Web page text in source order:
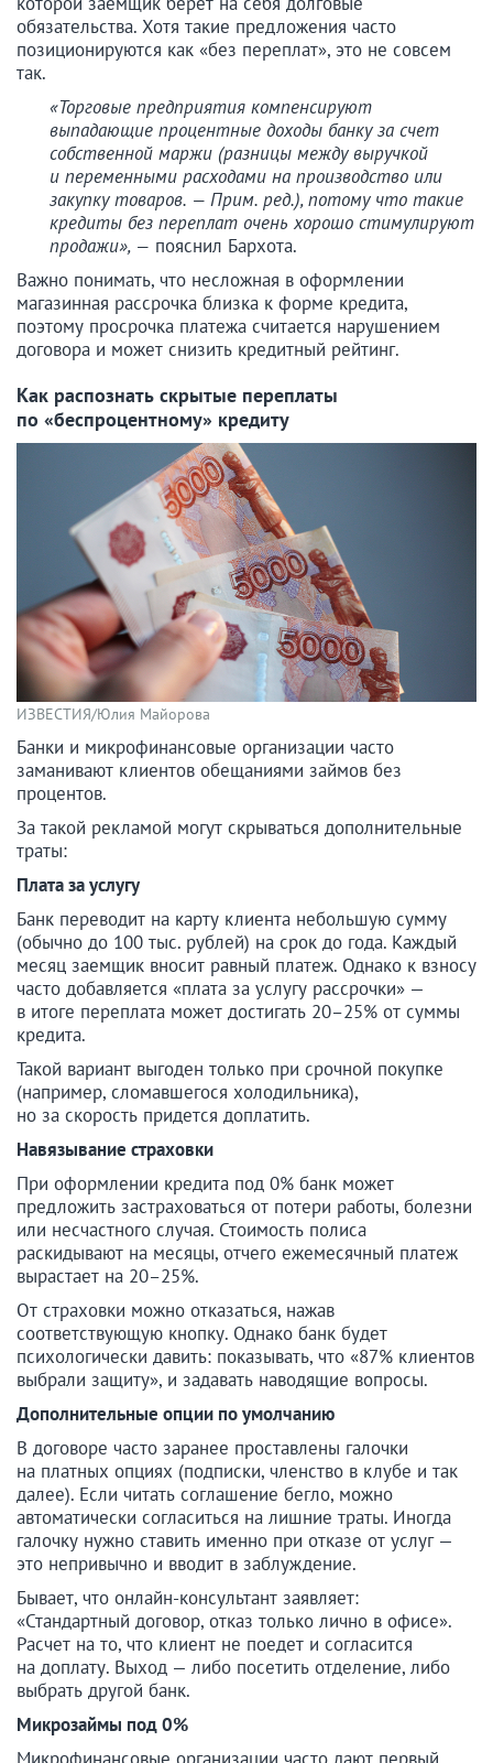
обязательства. Хотя такие предложения часто
позиционируются как «без переплат», это не совсем
так.
«Торговые предприятия компенсируют
выпадающие процентные доходы банку за счет
собственной маржи (разницы между выручкой
и переменными расходами на производство или
закупку товаров. — Прим. ред.), потому что такие
кредиты без переплат очень хорошо стимулируют
продажи», — пояснил Бархота.
Важно понимать, что несложная в оформлении
магазинная рассрочка близка к форме кредита,
поэтому просрочка платежа считается нарушением
договора и может снизить кредитный рейтинг.
Как распознать скрытые переплаты
по «беспроцентному» кредиту
ИЗВЕСТИЯ/Юлия Майорова
Банки и микрофинансовые организации часто
заманивают клиентов обещаниями займов без
процентов.
За такой рекламой могут скрываться дополнительные
траты:
Плата за услугу
Банк переводит на карту клиента небольшую сумму
(обычно до 100 тыс. рублей) на срок до года. Каждый
месяц заемщик вносит равный платеж. Однако к взносу
часто добавляется «плата за услугу рассрочки» —
в итоге переплата может достигать 20–25% от суммы
кредита.
Такой вариант выгоден только при срочной покупке
(например, сломавшегося холодильника),
но за скорость придется доплатить.
Навязывание страховки
При оформлении кредита под 0% банк может
предложить застраховаться от потери работы, болезни
или несчастного случая. Стоимость полиса
раскидывают на месяцы, отчего ежемесячный платеж
вырастает на 20–25%.
От страховки можно отказаться, нажав
соответствующую кнопку. Однако банк будет
психологически давить: показывать, что «87% клиентов
выбрали защиту», и задавать наводящие вопросы.
Дополнительные опции по умолчанию
В договоре часто заранее проставлены галочки
на платных опциях (подписки, членство в клубе и так
далее). Если читать соглашение бегло, можно
автоматически согласиться на лишние траты. Иногда
галочку нужно ставить именно при отказе от услуг —
это непривычно и вводит в заблуждение.
Бывает, что онлайн-консультант заявляет:
«Стандартный договор, отказ только лично в офисе».
Расчет на то, что клиент не поедет и согласится
на доплату. Выход — либо посетить отделение, либо
выбрать другой банк.
Микрозаймы под 0%